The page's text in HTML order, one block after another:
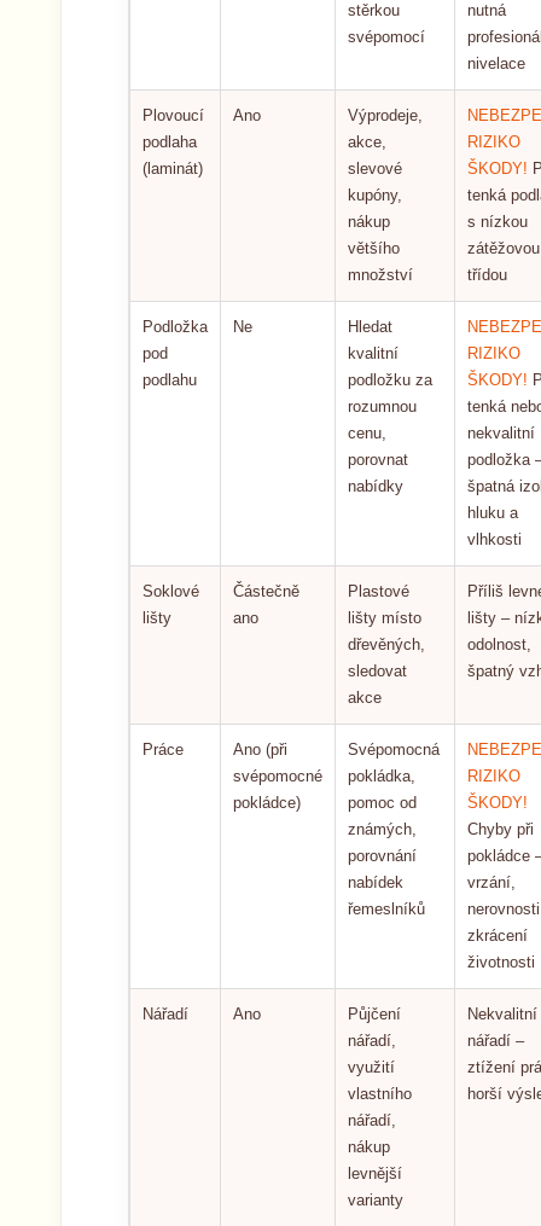
stěrkou
svépomocí
nutná
nivelace
Plovoucí
podlaha
(laminát)
Ano
Výprodeje,
akce,
slevové
kupóny,
nákup
většího
množství
RIZIKO
ŠKODY!
tenká
s nízkou
zátěžovou
třídou
Podložka
pod
podlahu
Ne
Hledat
kvalitní
podložku za
rozumnou
cenu,
porovnat
nabídky
RIZIKO
ŠKODY!
tenká
nekvalitní
podložka
špatná
hluku a
vlhkosti
Soklové
lišty
Částečně
ano
Plastové
lišty místo
dřevěných,
sledovat
akce
Příliš
lišty –
odolnost,
špatný
Práce
Ano (při
svépomocné
pokládce)
Svépomocná
pokládka,
pomoc od
známých,
porovnání
nabídek
řemeslníků
RIZIKO
ŠKODY!
Chyby při
pokládce
vrzání,
zkrácení
životnosti
Nářadí Ano
Půjčení
nářadí,
využití
vlastního
nářadí,
nákup
levnější
varianty
Nekvalitní
nářadí –
ztížení
horší